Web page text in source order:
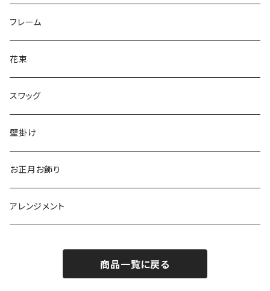
フレーム
花束
スワッグ
壁掛け
お正月お飾り
アレンジメント
商品一覧に戻る